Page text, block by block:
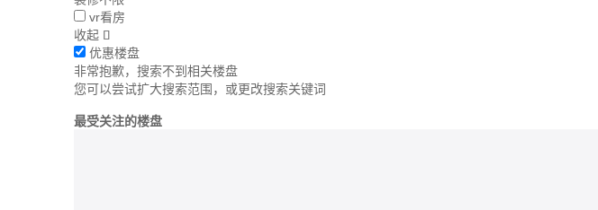
vr看房
收起 
优惠楼盘
非常抱歉，搜索不到相关楼盘
您可以尝试扩大搜索范围，或更改搜索关键词
最受关注的楼盘